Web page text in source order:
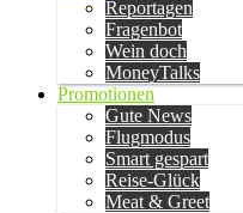
Reportagen
Fragenbot
Wein doch
MoneyTalks
Promotionen
Gute News
Flugmodus
Smart gespart
Reise-Glück
Meat & Greet